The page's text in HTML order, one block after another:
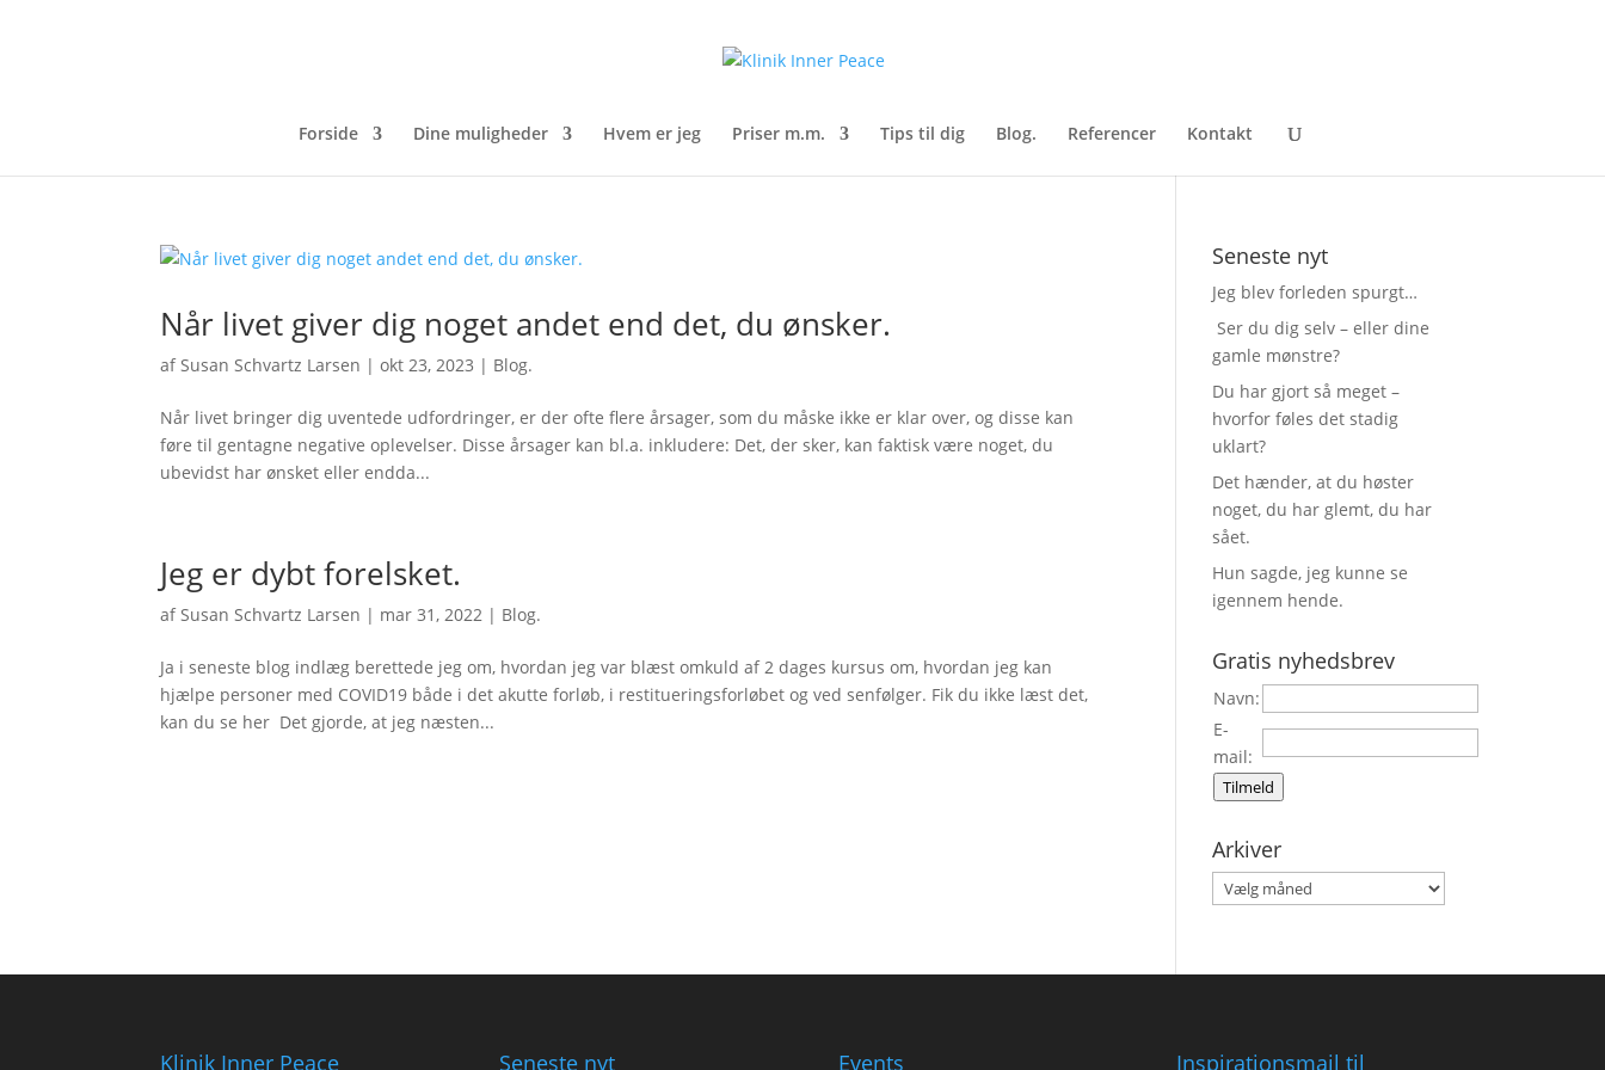
Forside Dine muligheder Hvem er jeg Priser m.m. Tips til dig Blog. Referencer Kontakt
Når livet giver dig noget andet end det, du ønsker.
afSusan Schvartz Larsen |okt 23, 2023 | Blog.
Når livet bringer dig uventede udfordringer, er der ofte flere årsager, som du måske ikke er klar over, og disse kan
føre til gentagne negative oplevelser. Disse årsager kan bl.a. inkludere: Det, der sker, kan faktisk være noget, du
ubevidst har ønsket eller endda...
Jeg er dybt forelsket.
afSusan Schvartz Larsen | mar 31, 2022 | Blog.
Ja i seneste blog indlæg berettede jeg om, hvordan jeg var blæst omkuld af 2 dages kursus om, hvordan jeg kan
hjælpe personer med COVID19 både i det akutte forløb, i restitueringsforløbet og ved senfølger. Fik du ikke læst det,
kan du se her Det gjorde, at jeg næsten...
Seneste nyt
Jeg blev forleden spurgt…
Ser du dig selv – eller dine
gamle mønstre?
Du har gjort så meget –
hvorfor føles det stadig
uklart?
Det hænder, at du høster
noget, du har glemt, du har
sået.
Hun sagde, jeg kunne se
igennem hende.
Gratis nyhedsbrev
Navn:
E-
mail:
Tilmeld
Arkiver
Arkiver
Klinik Inner Peace Seneste nyt Events Inspirationsmail til